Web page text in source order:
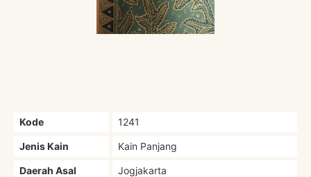
Kode 1241
Jenis Kain Kain Panjang
Daerah Asal Jogjakarta